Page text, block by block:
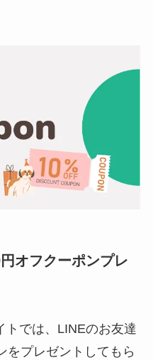
オフクーポンプレ
トでは、LINEのお友達
をプレゼントしてもら